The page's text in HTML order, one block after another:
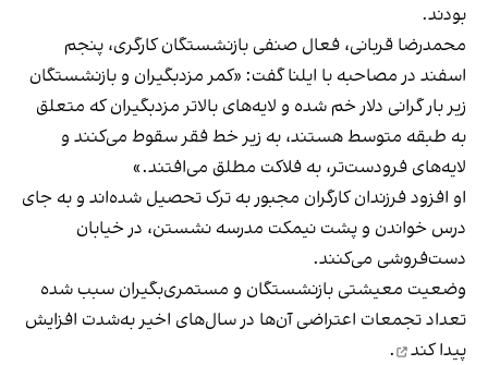
بودند.
محمدرضا قربانی، فعال صنفی بازنشستگان کارگری، پنجم
اسفند در مصاحبه با ایلنا گفت: «کمر مزدبگیران و بازنشستگان
زیر بار گرانی دلار خم شده و لایه‌های بالاتر مزدبگیران که متعلق
به طبقه متوسط هستند، به زیر خط فقر سقوط می‌کنند و
لایه‌های فرودست‌تر، به فلاکت مطلق می‌افتند.»
او افزود فرزندان کارگران مجبور به ترک تحصیل شده‌اند و به جای
درس خواندن و پشت نیمکت مدرسه نشستن، در خیابان
دست‌فروشی می‌کنند.
وضعیت معیشتی بازنشستگان و مستمری‌بگیران سبب شده
تعداد تجمعات اعتراضی آن‌ها در سال‌های اخیر به‌شدت افزایش
پیدا کند
.